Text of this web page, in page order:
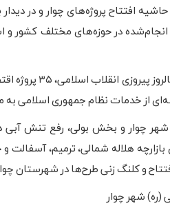
حاشیه افتتاح پروژه‌های چوار و در
انجام‌شده در حوزه‌های مختلف کشور و
از خدمات نظام جمهوری اسلامی
شهر چوار و بخش بولی، رفع تنش
بازارچه هلاله شمالی، ترمیم،
و کلنگ زنی طرح‌ها در شهرستان
(ره) شهر چوار